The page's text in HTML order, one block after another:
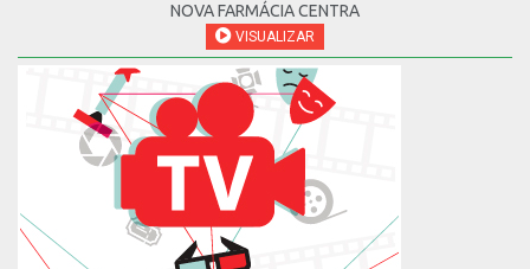
NOVA FARMÁCIA CENTRA
VISUALIZAR